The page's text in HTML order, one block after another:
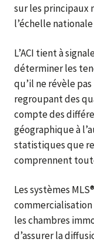
sur les principaux
l’échelle
L’ACI tient à
déterminer les
qu’il ne révèle
regroupant des
compte des
géographique à
statistiques que
comprennent
Les systèmes
les chambres
d’assurer la